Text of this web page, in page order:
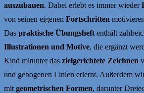
auszubauen. Dabei erlebt es immer wieder
von seinen eigenen Fortschritten
Das praktische Übungsheft enthält
Illustrationen und Motive, die ergänzt
Kind mitunter das zielgerichtete Zeichnen
und gebogenen Linien erlernt. Außerdem
mit geometrischen Formen, darunter